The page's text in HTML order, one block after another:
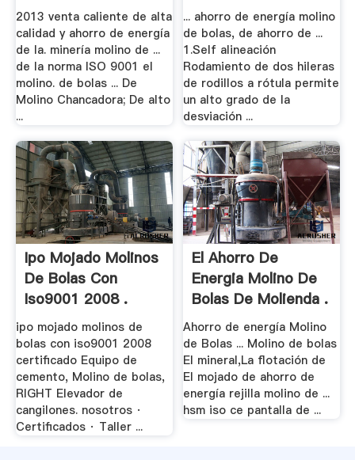
2013 venta caliente de alta
calidad y ahorro de energía
de la. minería molino de ...
de la norma ISO 9001 el
molino. de bolas ... De
Molino Chancadora; De alto
...
... ahorro de energía molino
de bolas, de ahorro de ...
1.Self alineación
Rodamiento de dos hileras
de rodillos a rótula permite
un alto grado de la
desviación ...
Ipo Mojado Molinos
De Bolas Con
Iso9001 2008 .
ipo mojado molinos de
bolas con iso9001 2008
certificado Equipo de
cemento, Molino de bolas,
RIGHT Elevador de
cangilones. nosotros ·
Certificados · Taller ...
El Ahorro De
Energia Molino De
Bolas De Molienda .
Ahorro de energía Molino
de Bolas ... Molino de bolas
El mineral,La flotación de
El mojado de ahorro de
energía rejilla molino de ...
hsm iso ce pantalla de ...